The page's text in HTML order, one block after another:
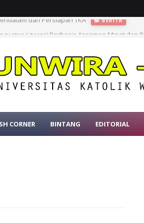
Literasi Berbasis Asesmen Minat dan
CORNER BINTANG EDITORIAL